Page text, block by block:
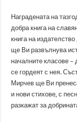
Наградената на
добра книга на
книга на
ще Ви развълнува
началните класове –
се гордеят с нея.
Мирчев ще Ви
и нови стихове, с
разкажат за